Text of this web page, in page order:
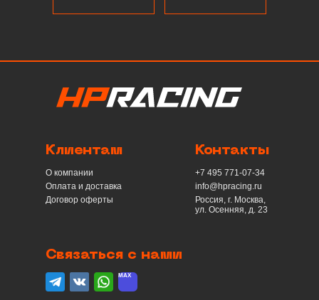
Клиентам
О компании
Оплата и доставка
Договор оферты
Контакты
+7 495 771-07-34
info@hpracing.ru
Россия, г. Москва,
ул. Осенняя, д. 23
Связаться с нами
telegramвконтактеwhatsapp
max